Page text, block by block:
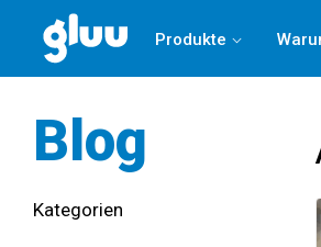
Produkte
Blog
Kategorien
Holen Sie sich IhrenProcess